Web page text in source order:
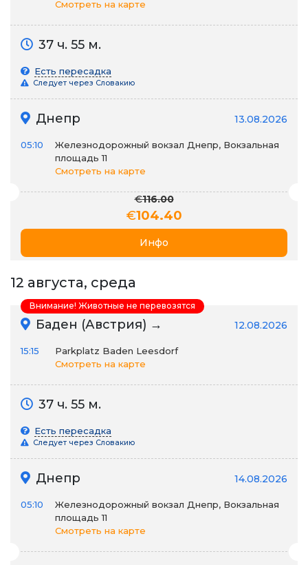
Смотреть на карте
37 ч. 55 м.
Есть пересадка
Следует через Словакию
Днепр 13.08.2026
05:10
Железнодорожный вокзал Днепр, Вокзальная
площадь 11
Смотреть на карте
€116.00
€104.40
Инфо
12 августа, среда
Баден (Австрия) → 12.08.2026
15:15
Parkplatz Baden Leesdorf
Смотреть на карте
37 ч. 55 м.
Есть пересадка
Следует через Словакию
Днепр 14.08.2026
05:10
Железнодорожный вокзал Днепр, Вокзальная
площадь 11
Смотреть на карте
Внимание! Животные не перевозятся